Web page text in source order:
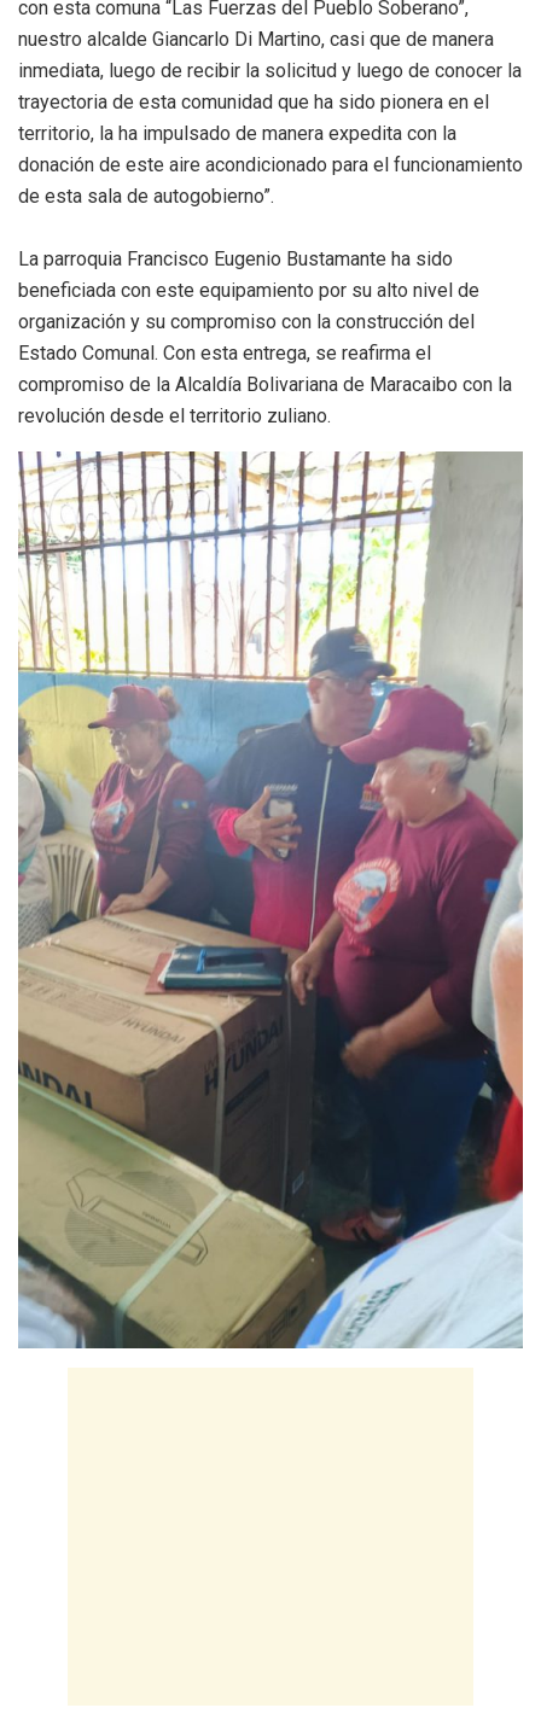
con esta comuna “Las Fuerzas del Pueblo Soberano”,
nuestro alcalde Giancarlo Di Martino, casi que de manera
inmediata, luego de recibir la solicitud y luego de conocer la
trayectoria de esta comunidad que ha sido pionera en el
territorio, la ha impulsado de manera expedita con la
donación de este aire acondicionado para el funcionamiento
de esta sala de autogobierno”.
La parroquia Francisco Eugenio Bustamante ha sido
beneficiada con este equipamiento por su alto nivel de
organización y su compromiso con la construcción del
Estado Comunal. Con esta entrega, se reafirma el
compromiso de la Alcaldía Bolivariana de Maracaibo con la
revolución desde el territorio zuliano.